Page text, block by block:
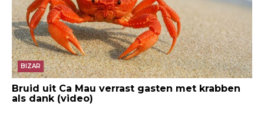
BIZAR
Bruid uit Ca Mau verrast gasten met krabben
als dank (video)